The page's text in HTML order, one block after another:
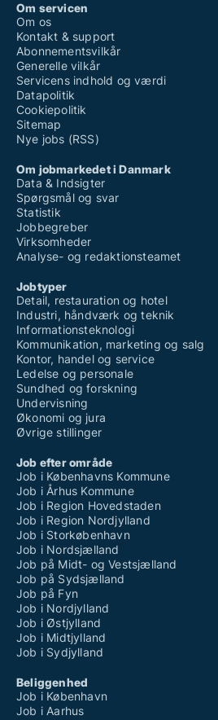
Om servicen
Om os
Kontakt & support
Abonnementsvilkår
Generelle vilkår
Servicens indhold og værdi
Datapolitik
Cookiepolitik
Sitemap
Nye jobs (RSS)
Om jobmarkedet i Danmark
Data & Indsigter
Spørgsmål og svar
Statistik
Jobbegreber
Virksomheder
Analyse- og redaktionsteamet
Jobtyper
Detail, restauration og hotel
Industri, håndværk og teknik
Informationsteknologi
Kommunikation, marketing og salg
Kontor, handel og service
Ledelse og personale
Sundhed og forskning
Undervisning
Økonomi og jura
Øvrige stillinger
Job efter område
Job i Københavns Kommune
Job i Århus Kommune
Job i Region Hovedstaden
Job i Region Nordjylland
Job i Storkøbenhavn
Job i Nordsjælland
Job på Midt- og Vestsjælland
Job på Sydsjælland
Job på Fyn
Job i Nordjylland
Job i Østjylland
Job i Midtjylland
Job i Sydjylland
Beliggenhed
Job i København
Job i Aarhus